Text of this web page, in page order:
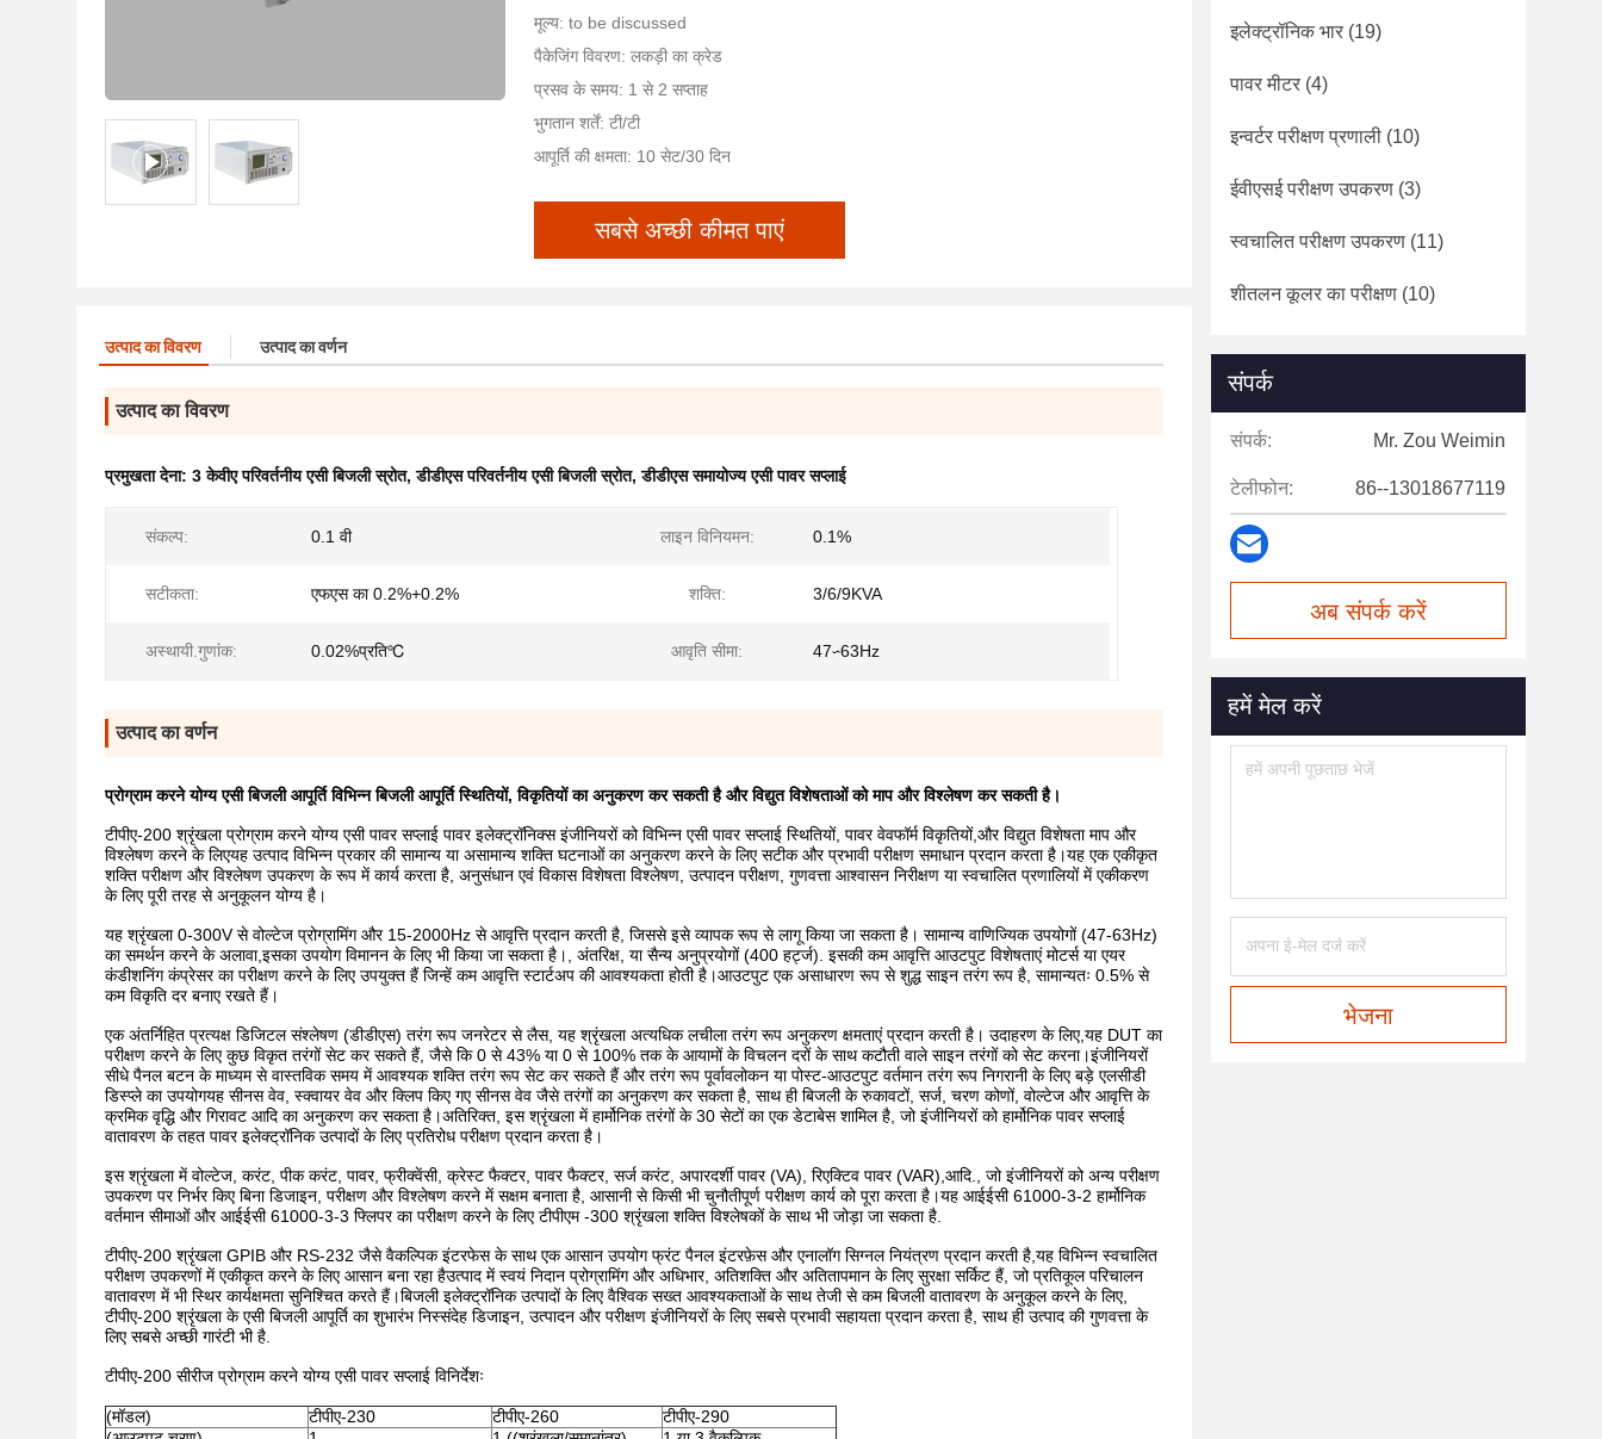
मूल्य: to be discussed
पैकेजिंग विवरण: लकड़ी का क्रेड
प्रसव के समय: 1 से 2 सप्ताह
भुगतान शर्तें: टी/टी
आपूर्ति की क्षमता: 10 सेट/30 दिन
सबसे अच्छी कीमत पाएं
उत्पाद का विवरण उत्पाद का वर्णन
उत्पाद का विवरण
प्रमुखता देना: 3 केवीए परिवर्तनीय एसी बिजली स्रोत,डीडीएस परिवर्तनीय एसी बिजली स्रोत,डीडीएस समायोज्य एसी पावर सप्लाई
संकल्प: 0.1 वी लाइन विनियमन: 0.1%
सटीकता: एफएस का 0.2%+0.2% शक्ति: 3/6/9KVA
अस्थायी.गुणांक: 0.02%प्रति℃ आवृति सीमा: 47∽63Hz
उत्पाद का वर्णन
प्रोग्राम करने योग्य एसी बिजली आपूर्ति विभिन्न बिजली आपूर्ति स्थितियों, विकृतियों का अनुकरण कर सकती है और विद्युत विशेषताओं को माप और विश्लेषण कर सकती है।
टीपीए-200 श्रृंखला प्रोग्राम करने योग्य एसी पावर सप्लाई पावर इलेक्ट्रॉनिक्स इंजीनियरों को विभिन्न एसी पावर सप्लाई स्थितियों, पावर वेवफॉर्म विकृतियों,और विद्युत विशेषता माप और
विश्लेषण करने के लिएयह उत्पाद विभिन्न प्रकार की सामान्य या असामान्य शक्ति घटनाओं का अनुकरण करने के लिए सटीक और प्रभावी परीक्षण समाधान प्रदान करता है।यह एक एकीकृत
शक्ति परीक्षण और विश्लेषण उपकरण के रूप में कार्य करता है, अनुसंधान एवं विकास विशेषता विश्लेषण, उत्पादन परीक्षण, गुणवत्ता आश्वासन निरीक्षण या स्वचालित प्रणालियों में एकीकरण
के लिए पूरी तरह से अनुकूलन योग्य है।
यह श्रृंखला 0-300V से वोल्टेज प्रोग्रामिंग और 15-2000Hz से आवृत्ति प्रदान करती है, जिससे इसे व्यापक रूप से लागू किया जा सकता है। सामान्य वाणिज्यिक उपयोगों (47-63Hz)
का समर्थन करने के अलावा,इसका उपयोग विमानन के लिए भी किया जा सकता है।, अंतरिक्ष, या सैन्य अनुप्रयोगों (400 हर्ट्ज). इसकी कम आवृत्ति आउटपुट विशेषताएं मोटर्स या एयर
कंडीशनिंग कंप्रेसर का परीक्षण करने के लिए उपयुक्त हैं जिन्हें कम आवृत्ति स्टार्टअप की आवश्यकता होती है।आउटपुट एक असाधारण रूप से शुद्ध साइन तरंग रूप है, सामान्यतः 0.5% से
कम विकृति दर बनाए रखते हैं।
एक अंतर्निहित प्रत्यक्ष डिजिटल संश्लेषण (डीडीएस) तरंग रूप जनरेटर से लैस, यह श्रृंखला अत्यधिक लचीला तरंग रूप अनुकरण क्षमताएं प्रदान करती है। उदाहरण के लिए,यह DUT का
परीक्षण करने के लिए कुछ विकृत तरंगों सेट कर सकते हैं, जैसे कि 0 से 43% या 0 से 100% तक के आयामों के विचलन दरों के साथ कटौती वाले साइन तरंगों को सेट करना।इंजीनियरों
सीधे पैनल बटन के माध्यम से वास्तविक समय में आवश्यक शक्ति तरंग रूप सेट कर सकते हैं और तरंग रूप पूर्वावलोकन या पोस्ट-आउटपुट वर्तमान तरंग रूप निगरानी के लिए बड़े एलसीडी
डिस्प्ले का उपयोगयह सीनस वेव, स्क्वायर वेव और क्लिप किए गए सीनस वेव जैसे तरंगों का अनुकरण कर सकता है, साथ ही बिजली के रुकावटों, सर्ज, चरण कोणों, वोल्टेज और आवृत्ति के
क्रमिक वृद्धि और गिरावट आदि का अनुकरण कर सकता है।अतिरिक्त, इस श्रृंखला में हार्मोनिक तरंगों के 30 सेटों का एक डेटाबेस शामिल है, जो इंजीनियरों को हार्मोनिक पावर सप्लाई
वातावरण के तहत पावर इलेक्ट्रॉनिक उत्पादों के लिए प्रतिरोध परीक्षण प्रदान करता है।
इस श्रृंखला में वोल्टेज, करंट, पीक करंट, पावर, फ्रीक्वेंसी, क्रेस्ट फैक्टर, पावर फैक्टर, सर्ज करंट, अपारदर्शी पावर (VA), रिएक्टिव पावर (VAR),आदि., जो इंजीनियरों को अन्य परीक्षण
उपकरण पर निर्भर किए बिना डिजाइन, परीक्षण और विश्लेषण करने में सक्षम बनाता है, आसानी से किसी भी चुनौतीपूर्ण परीक्षण कार्य को पूरा करता है।यह आईईसी 61000-3-2 हार्मोनिक
वर्तमान सीमाओं और आईईसी 61000-3-3 फ्लिपर का परीक्षण करने के लिए टीपीएम -300 श्रृंखला शक्ति विश्लेषकों के साथ भी जोड़ा जा सकता है.
टीपीए-200 श्रृंखला GPIB और RS-232 जैसे वैकल्पिक इंटरफेस के साथ एक आसान उपयोग फ्रंट पैनल इंटरफ़ेस और एनालॉग सिग्नल नियंत्रण प्रदान करती है,यह विभिन्न स्वचालित
परीक्षण उपकरणों में एकीकृत करने के लिए आसान बना रहा हैउत्पाद में स्वयं निदान प्रोग्रामिंग और अधिभार, अतिशक्ति और अतितापमान के लिए सुरक्षा सर्किट हैं, जो प्रतिकूल परिचालन
वातावरण में भी स्थिर कार्यक्षमता सुनिश्चित करते हैं।बिजली इलेक्ट्रॉनिक उत्पादों के लिए वैश्विक सख्त आवश्यकताओं के साथ तेजी से कम बिजली वातावरण के अनुकूल करने के लिए,
टीपीए-200 श्रृंखला के एसी बिजली आपूर्ति का शुभारंभ निस्संदेह डिजाइन, उत्पादन और परीक्षण इंजीनियरों के लिए सबसे प्रभावी सहायता प्रदान करता है, साथ ही उत्पाद की गुणवत्ता के
लिए सबसे अच्छी गारंटी भी है.
टीपीए-200 सीरीज प्रोग्राम करने योग्य एसी पावर सप्लाई विनिर्देशः
(मॉडल) टीपीए-230 टीपीए-260
टीपीए-290
इलेक्ट्रॉनिक भार (19)
पावर मीटर (4)
इन्वर्टर परीक्षण प्रणाली (10)
ईवीएसई परीक्षण उपकरण (3)
स्वचालित परीक्षण उपकरण (11)
शीतलन कूलर का परीक्षण (10)
संपर्क
संपर्क: Mr. Zou Weimin
टेलीफोन: 86--13018677119
अब संपर्क करें
हमें मेल करें
भेजना